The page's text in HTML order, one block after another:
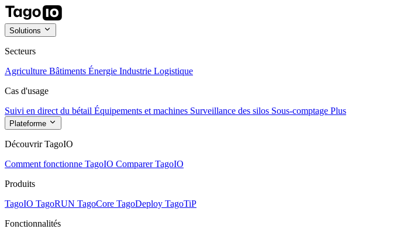
Solutions
Secteurs
Agriculture Bâtiments Énergie Industrie Logistique
Cas d'usage
Suivi en direct du bétail Équipements et machines Surveillance des silos Sous-comptage Plus
Plateforme
Découvrir TagoIO
Comment fonctionne TagoIO Comparer TagoIO
Produits
TagoIO TagoRUN TagoCore TagoDeploy TagoTiP
Fonctionnalités